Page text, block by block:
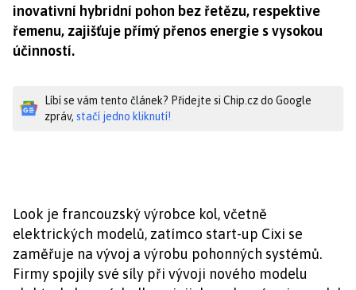
inovativní hybridní pohon bez řetězu, respektive
řemenu, zajišťuje přímý přenos energie s vysokou
účinností.
Líbí se vám tento článek? Přidejte si Chip.cz do Google
zpráv, stačí jedno kliknutí!
Look je francouzský výrobce kol, včetně
elektrických modelů, zatímco start-up Cixi se
zaměřuje na vývoj a výrobu pohonných systémů.
Firmy spojily své síly při vývoji nového modelu